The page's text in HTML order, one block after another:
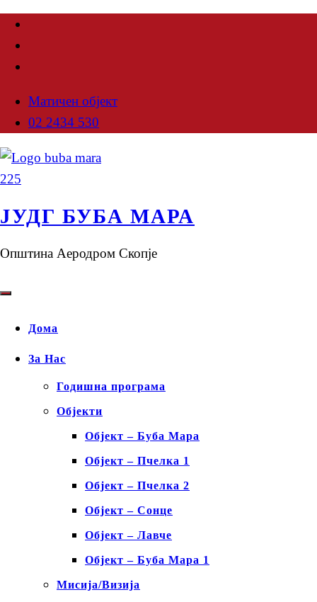
Матичен објект
02 2434 530
ЈУДГ БУБА МАРА
Општина Аеродром Скопје
Дома
За Нас
Годишна програма
Објекти
Објект – Буба Мара
Објект – Пчелка 1
Објект – Пчелка 2
Објект – Сонце
Објект – Лавче
Објект – Буба Мара 1
Мисија/Визија